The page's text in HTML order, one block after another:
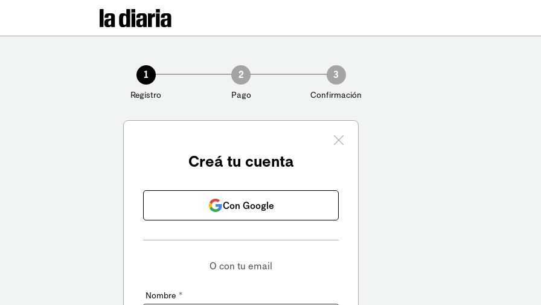
1
Registro
2
Pago
3
Confirmación
Creá tu cuenta
Con Google
O con tu email
Nombre *